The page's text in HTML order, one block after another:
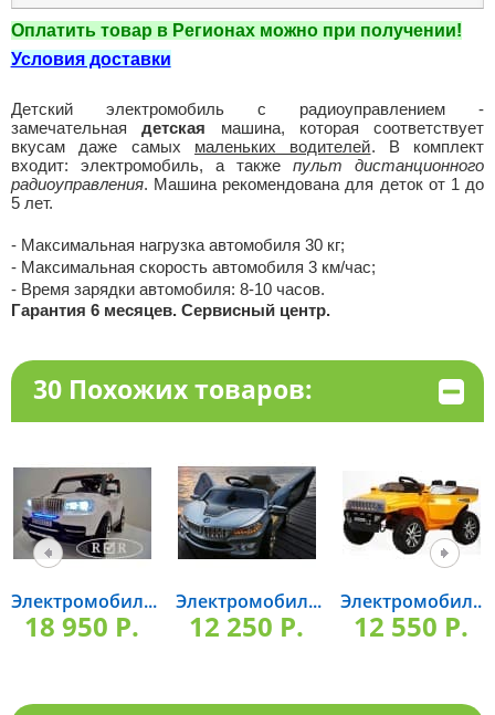
Оплатить товар в Регионах можно при получении!
Условия доставки
Детский электромобиль с радиоуправлением -
замечательнаядетская машина, которая соответствует
вкусам даже самых маленьких водителей. В комплект
входит: электромобиль, а такжепульт дистанционного
радиоуправления. Машина рекомендована для деток от 1 до
5 лет.
- Максимальная нагрузка автомобиля 30 кг;
- Максимальная скорость автомобиля 3 км/час;
- Время зарядки автомобиля: 8-10 часов.
Гарантия 6 месяцев. Сервисный центр.
30 Похожих товаров:
Электромобил...
18 950 P.
Электромобил...
12 250 P.
Электромобил...
12 550 P.